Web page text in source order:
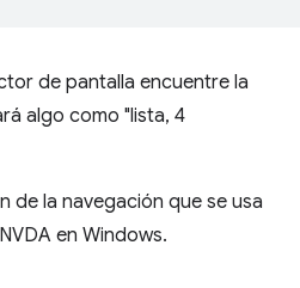
de pantalla encuentre la
algo como "lista, 4
de la navegación que se usa
en Windows.